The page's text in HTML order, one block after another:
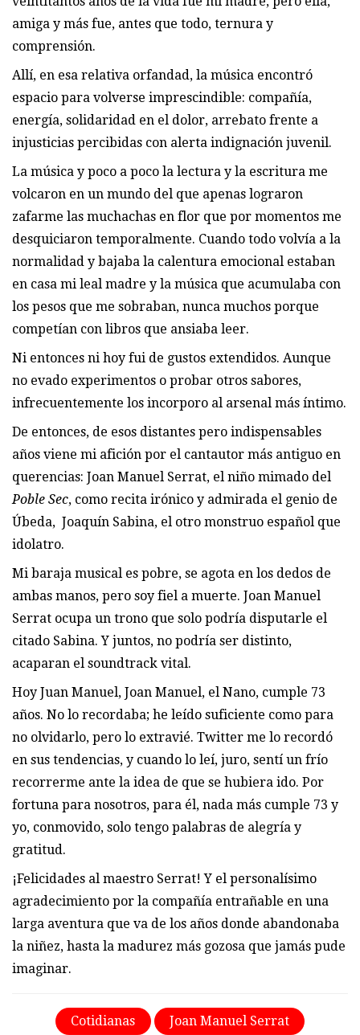
amiga y más fue, antes que todo, ternura y
comprensión.
Allí, en esa relativa orfandad, la música encontró
espacio para volverse imprescindible: compañía,
energía, solidaridad en el dolor, arrebato frente a
injusticias percibidas con alerta indignación juvenil.
La música y poco a poco la lectura y la escritura me
volcaron en un mundo del que apenas lograron
zafarme las muchachas en flor que por momentos me
desquiciaron temporalmente. Cuando todo volvía a la
normalidad y bajaba la calentura emocional estaban
en casa mi leal madre y la música que acumulaba con
los pesos que me sobraban, nunca muchos porque
competían con libros que ansiaba leer.
Ni entonces ni hoy fui de gustos extendidos. Aunque
no evado experimentos o probar otros sabores,
infrecuentemente los incorporo al arsenal más íntimo.
De entonces, de esos distantes pero indispensables
años viene mi afición por el cantautor más antiguo en
querencias: Joan Manuel Serrat, el niño mimado del
Poble Sec, como recita irónico y admirada el genio de
Úbeda, Joaquín Sabina, el otro monstruo español que
idolatro.
Mi baraja musical es pobre, se agota en los dedos de
ambas manos, pero soy fiel a muerte. Joan Manuel
Serrat ocupa un trono que solo podría disputarle el
citado Sabina. Y juntos, no podría ser distinto,
acaparan el soundtrack vital.
Hoy Juan Manuel, Joan Manuel, el Nano, cumple 73
años. No lo recordaba; he leído suficiente como para
no olvidarlo, pero lo extravié. Twitter me lo recordó
en sus tendencias, y cuando lo leí, juro, sentí un frío
recorrerme ante la idea de que se hubiera ido. Por
fortuna para nosotros, para él, nada más cumple 73 y
yo, conmovido, solo tengo palabras de alegría y
gratitud.
¡Felicidades al maestro Serrat! Y el personalísimo
agradecimiento por la compañía entrañable en una
larga aventura que va de los años donde abandonaba
la niñez, hasta la madurez más gozosa que jamás pude
imaginar.
Cotidianas
Joan Manuel Serrat